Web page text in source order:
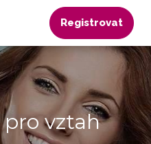
Registrovat
vztah